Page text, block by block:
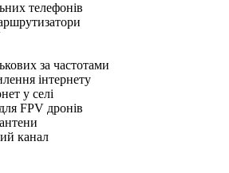
телефонів
за частотами
інтернету
у селі
FPV дронів
канал